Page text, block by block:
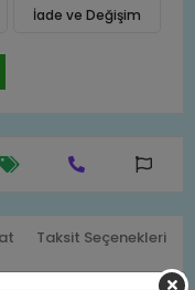
İade ve Değişim
Taksit Seçenekleri